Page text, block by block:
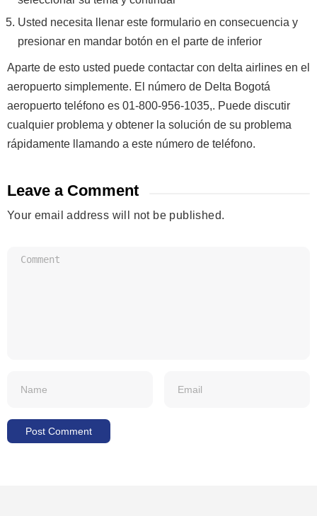
Usted necesita llenar este formulario en consecuencia y
presionar en mandar botón en el parte de inferior
Aparte de esto usted puede contactar con delta airlines en el
aeropuerto simplemente. El número de Delta Bogotá
aeropuerto teléfono es 01-800-956-1035,. Puede discutir
cualquier problema y obtener la solución de su problema
rápidamente llamando a este número de teléfono.
Leave a Comment
Your email address will not be published.